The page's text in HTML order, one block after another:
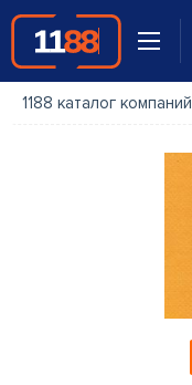
1188 каталог компаний